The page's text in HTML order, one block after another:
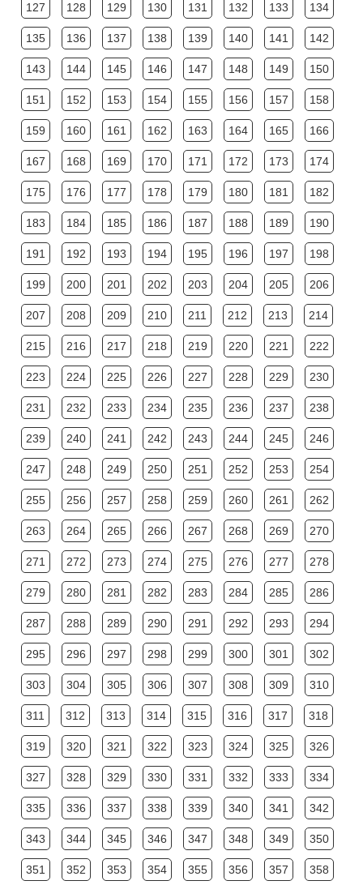
127 128 129 130 131 132 133 134
135 136 137 138 139 140 141 142
143 144 145 146 147 148 149 150
151 152 153 154 155 156 157 158
159 160 161 162 163 164 165 166
167 168 169 170 171 172 173 174
175 176 177 178 179 180 181 182
183 184 185 186 187 188 189 190
191 192 193 194 195 196 197 198
199 200 201 202 203 204 205 206
207 208 209 210 211 212 213 214
215 216 217 218 219 220 221 222
223 224 225 226 227 228 229 230
231 232 233 234 235 236 237 238
239 240 241 242 243 244 245 246
247 248 249 250 251 252 253 254
255 256 257 258 259 260 261 262
263 264 265 266 267 268 269 270
271 272 273 274 275 276 277 278
279 280 281 282 283 284 285 286
287 288 289 290 291 292 293 294
295 296 297 298 299 300 301 302
303 304 305 306 307 308 309 310
311 312 313 314 315 316 317 318
319 320 321 322 323 324 325 326
327 328 329 330 331 332 333 334
335 336 337 338 339 340 341 342
343 344 345 346 347 348 349 350
351 352 353 354 355 356 357 358